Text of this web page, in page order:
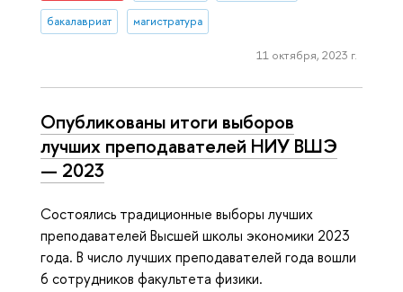
бакалавриат магистратура
11 октября, 2023 г.
Опубликованы итоги выборов
лучших преподавателей НИУ ВШЭ
— 2023
Состоялись традиционные выборы лучших
преподавателей Высшей школы экономики 2023
года. В число лучших преподавателей года вошли
6 сотрудников факультета физики.